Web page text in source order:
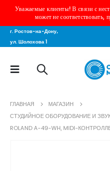
Уважаемые клиенты! В связи с
может не соответствовать,
г. Ростов-на-Дону,
ул. Шолохова 1
ГЛАВНАЯ
МАГАЗИН
СТУДИЙНОЕ ОБОРУДОВАНИЕ И
ROLAND A-49-WH, MIDI-